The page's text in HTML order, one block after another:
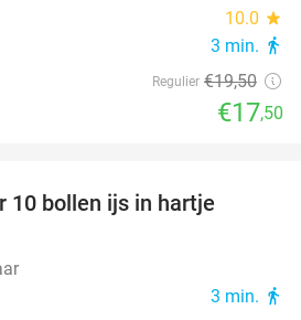
10.0 star
3 min. directions_walk
Regulier €19,50
€17,50
10 bollen ijs in hartje
3 min. directions_walk